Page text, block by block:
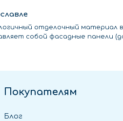
отделочный материал
собой фасадные панели
Покупателям
Блог